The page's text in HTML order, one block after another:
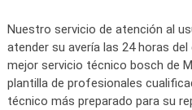
Nuestro servicio de atención al
atender su avería las 24 horas
mejor servicio técnico bosch de
plantilla de profesionales
técnico más preparado para su